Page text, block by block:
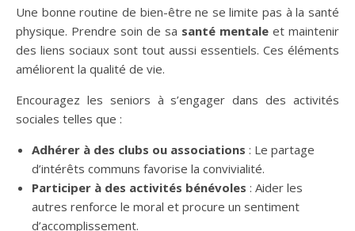
Une bonne routine de bien-être ne se limite pas à la santé
physique. Prendre soin de sa santé mentale et maintenir
des liens sociaux sont tout aussi essentiels. Ces éléments
améliorent la qualité de vie.
Encouragez les seniors à s’engager dans des activités
sociales telles que :
Adhérer à des clubs ou associations : Le partage
d’intérêts communs favorise la convivialité.
Participer à des activités bénévoles : Aider les
autres renforce le moral et procure un sentiment
d’accomplissement.